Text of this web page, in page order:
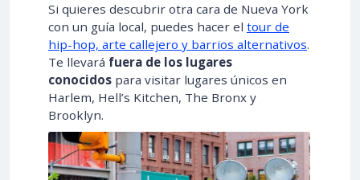
Si quieres descubrir otra cara de Nueva York
con un guía local, puedes hacer el tour de
hip-hop, arte callejero y barrios alternativos.
Te llevará fuera de los lugares
conocidos para visitar lugares únicos en
Harlem, Hell’s Kitchen, The Bronx y
Brooklyn.